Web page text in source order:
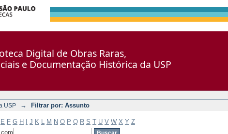
Digital de Obras Raras,
e Documentação Histórica da USP
USP → Filtrar por: Assunto
E F G H J K M N O P Q R S T U V W X Y Z